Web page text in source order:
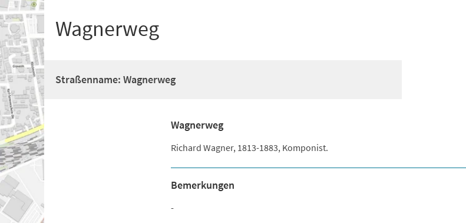
Wagnerweg
Straßenname: Wagnerweg
Wagnerweg
Richard Wagner, 1813-1883, Komponist.
Bemerkungen
-